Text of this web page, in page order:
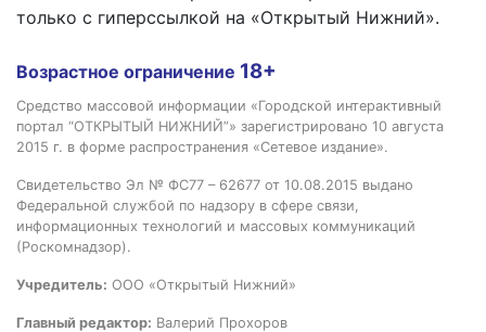
только с гиперссылкой на «Открытый Нижний».
Возрастное ограничение 18+
Средство массовой информации «Городской интерактивный
портал “ОТКРЫТЫЙ НИЖНИЙ”» зарегистрировано 10 августа
2015 г. в форме распространения «Сетевое издание».
Свидетельство Эл № ФС77 – 62677 от 10.08.2015 выдано
Федеральной службой по надзору в сфере связи,
информационных технологий и массовых коммуникаций
(Роскомнадзор).
Учредитель: ООО «Открытый Нижний»
Главный редактор: Валерий Прохоров